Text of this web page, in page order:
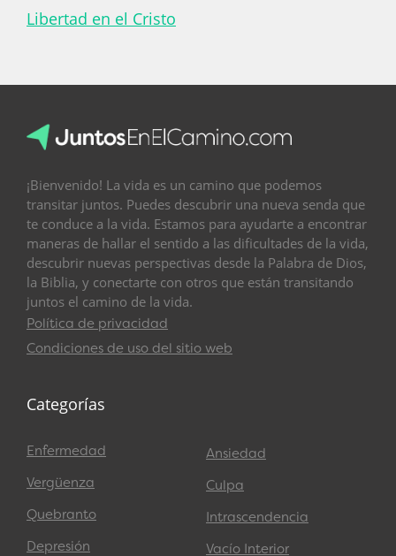
Libertad en el Cristo
¡Bienvenido! La vida es un camino que podemos
transitar juntos. Puedes descubrir una nueva senda que
te conduce a la vida. Estamos para ayudarte a encontrar
maneras de hallar el sentido a las dificultades de la vida,
descubrir nuevas perspectivas desde la Palabra de Dios,
la Biblia, y conectarte con otros que están transitando
juntos el camino de la vida.
Política de privacidad
Condiciones de uso del sitio web
Categorías
Enfermedad
Vergüenza
Quebranto
Depresión
Ansiedad
Culpa
Intrascendencia
Vacío Interior